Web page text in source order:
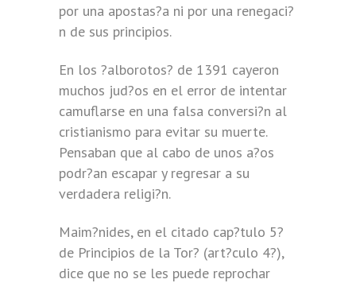
por una apostas?a ni por una renegaci?
n de sus principios.
En los ?alborotos? de 1391 cayeron
muchos jud?os en el error de intentar
camuflarse en una falsa conversi?n al
cristianismo para evitar su muerte.
Pensaban que al cabo de unos a?os
podr?an escapar y regresar a su
verdadera religi?n.
Maim?nides, en el citado cap?tulo 5?
de Principios de la Tor? (art?culo 4?),
dice que no se les puede reprochar